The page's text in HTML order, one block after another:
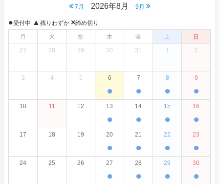
7月 2026年8月 9月
●受付中 ▲ 残りわずか ×締め切り
月
火 水 木 金 土
日
27
28 29 30 31 1 2
3 4 5 6
●
7
●
8
●
9
●
10 11 12 13
●
14
●
15
●
16
●
17 18 19 20
●
21
●
22
●
23
●
24 25 26 27
●
28
●
29
●
30
●